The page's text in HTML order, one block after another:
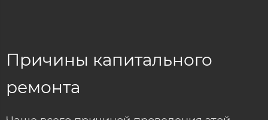
Причины капитального
ремонта